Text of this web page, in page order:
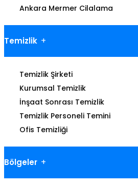
Ankara Mermer Cilalama
Temizlik
Temizlik Şirketi
Kurumsal Temizlik
İnşaat Sonrası Temizlik
Temizlik Personeli Temini
Ofis Temizliği
Bölgeler